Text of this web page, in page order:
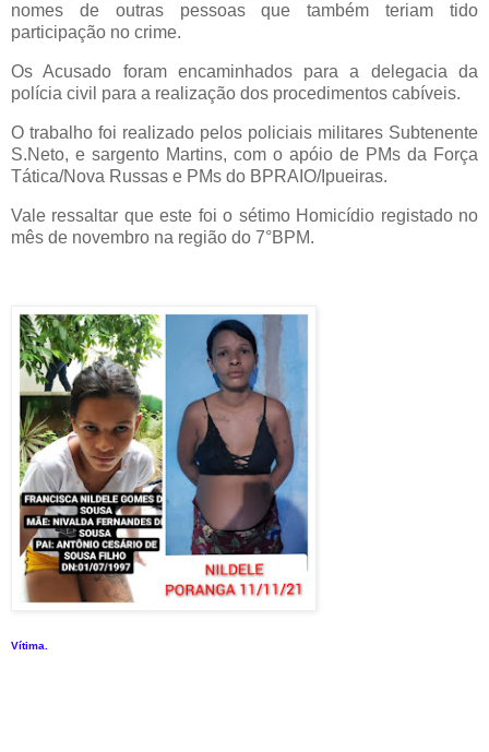
nomes de outras pessoas que também teriam tido
participação no crime.
Os Acusado foram encaminhados para a delegacia da
polícia civil para a realização dos procedimentos cabíveis.
O trabalho foi realizado pelos policiais militares Subtenente
S.Neto, e sargento Martins, com o apóio de PMs da Força
Tática/Nova Russas e PMs do BPRAIO/Ipueiras.
Vale ressaltar que este foi o sétimo Homicídio registado no
mês de novembro na região do 7°BPM.
Vítima.